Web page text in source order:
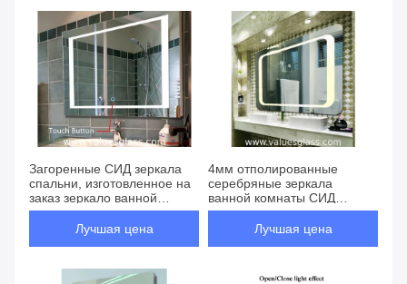
Загоренные СИД зеркала
спальни, изготовленное на
заказ зеркало ванной
комнаты размера с светами
Лучшая цена
4мм отполированные
серебряные зеркала
ванной комнаты СИД
зеркала с переключателем
Скре касанияЛучшая цена